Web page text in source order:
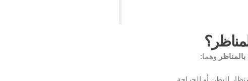
وهما:
البطن أو الجراحة.